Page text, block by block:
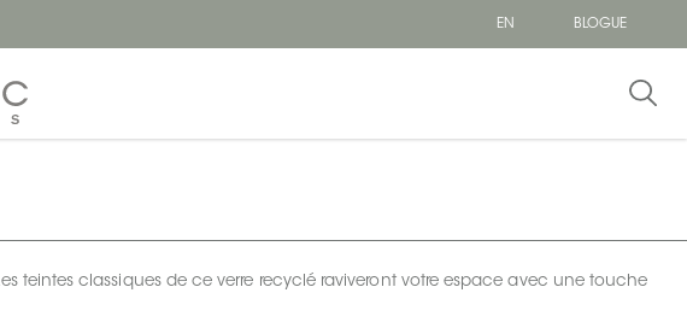
EN
BLOGUE
teintes classiques de ce verre recyclé raviveront votre espace avec une touche